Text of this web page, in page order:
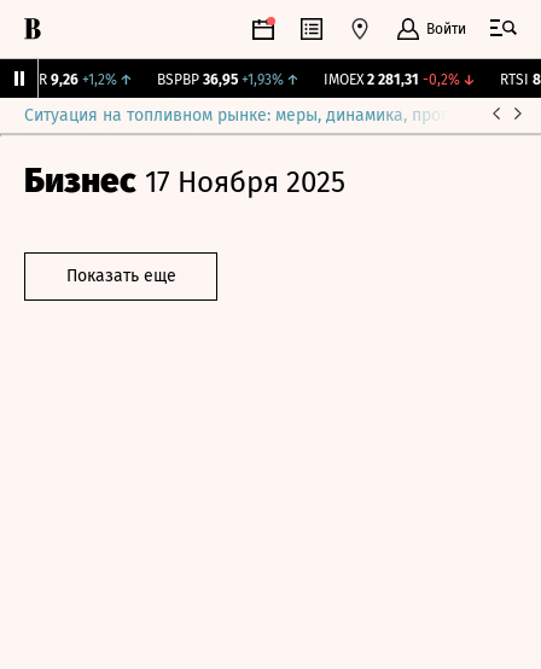
Войти
9,26 +1,2%↑ BSPBP 36,95 +1,93%↑ IMOEX 2 281,31 -0,2%↓ RTSI
Ситуация на топливном рынке: меры, динамика, прогнозы
Бизнес 17 Ноября 2025
Показать еще